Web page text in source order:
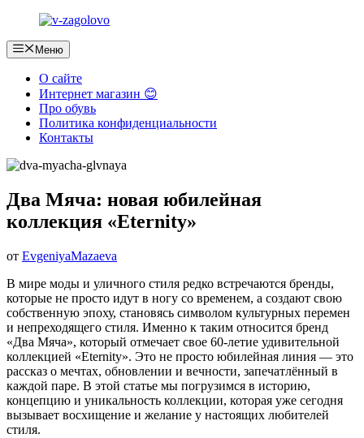
Перейти
содержимому
Меню
О сайте
Интернет магазин 😊
Про обувь
Политика конфиденциальности
Контакты
Два Мяча: новая юбилейная
коллекция «Eternity»
от EvgeniyaMazaeva
В мире моды и уличного стиля редко встречаются бренды,
которые не просто идут в ногу со временем, а создают свою
собственную эпоху, становясь символом культурных перемен
и непреходящего стиля. Именно к таким относится бренд
«Два Мяча», который отмечает свое 60-летие удивительной
коллекцией «Eternity». Это не просто юбилейная линия — это
рассказ о мечтах, обновлении и вечности, запечатлённый в
каждой паре. В этой статье мы погрузимся в историю,
концепцию и уникальность коллекции, которая уже сегодня
вызывает восхищение и желание у настоящих любителей
стиля.